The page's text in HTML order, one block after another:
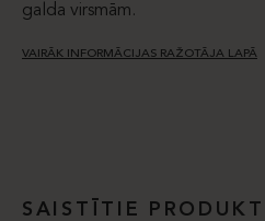
galda virsmām.
VAIRĀK INFORMĀCIJAS RAŽOTĀJA LAPĀ
SAISTĪTIE PRODUKTI